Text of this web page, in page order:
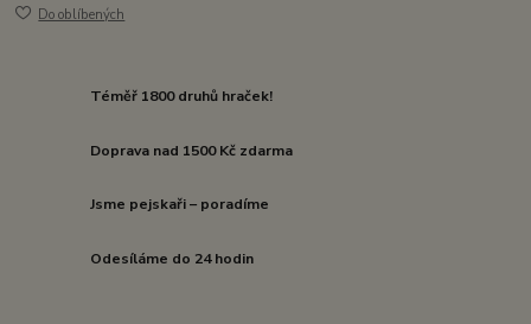
Do oblíbených
Téměř 1800 druhů hraček!
Doprava nad 1500 Kč zdarma
Jsme pejskaři – poradíme
Odesíláme do 24 hodin